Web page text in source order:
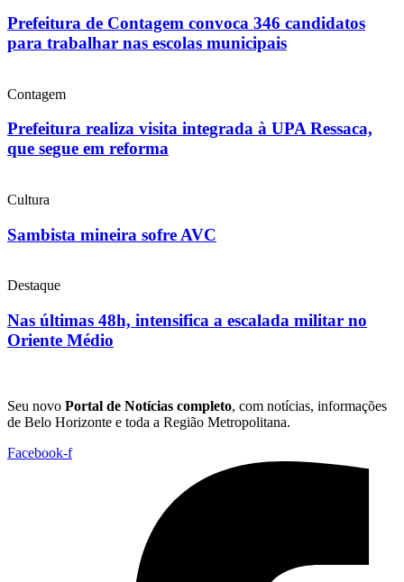
Prefeitura de Contagem convoca 346 candidatos
para trabalhar nas escolas municipais
Contagem
Prefeitura realiza visita integrada à UPA Ressaca,
que segue em reforma
Cultura
Sambista mineira sofre AVC
Destaque
Nas últimas 48h, intensifica a escalada militar no
Oriente Médio
Seu novo Portal de Notícias completo, com notícias, informações
de Belo Horizonte e toda a Região Metropolitana.
Facebook-f